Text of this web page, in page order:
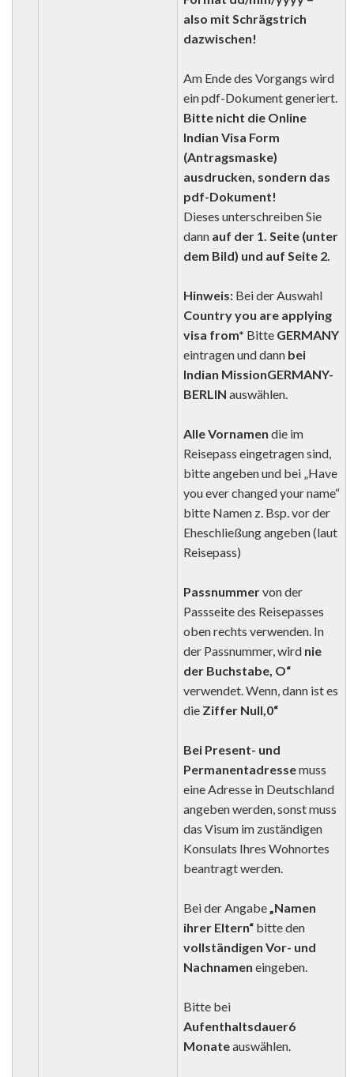
also mit Schrägstrich
dazwischen!
Am Ende des Vorgangs wird
ein pdf-Dokument generiert.
Bitte nicht die Online
Indian Visa Form
(Antragsmaske)
ausdrucken, sondern das
pdf-Dokument!
Dieses unterschreiben Sie
dann auf der 1. Seite (unter
dem Bild) und auf Seite 2.
Hinweis: Bei der Auswahl
Country you are applying
visa from* Bitte GERMANY
eintragen und dann bei
Indian MissionGERMANY-
BERLIN auswählen.
Alle Vornamen die im
Reisepass eingetragen sind,
bitte angeben und bei „Have
you ever changed your name“
bitte Namen z. Bsp. vor der
Eheschließung angeben (laut
Reisepass)
Passnummervon der
Passseite des Reisepasses
oben rechts verwenden. In
der Passnummer, wird nie
der Buchstabe, O“
verwendet. Wenn, dann ist es
die Ziffer Null,0“
Bei Present- und
Permanentadressemuss
eine Adresse in Deutschland
angeben werden, sonst muss
das Visum im zuständigen
Konsulats Ihres Wohnortes
beantragt werden.
Bei der Angabe„Namen
ihrer Eltern“ bitte den
vollständigen Vor- und
Nachnamen eingeben.
Bitte bei
Aufenthaltsdauer6
Monateauswählen.